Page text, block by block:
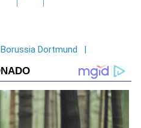
Borussia Dortmund
|